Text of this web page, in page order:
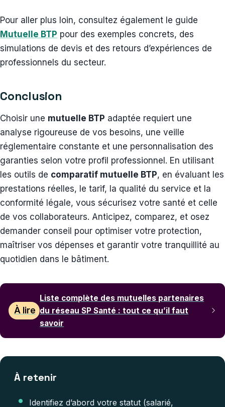
Pour aller plus loin, consultez également le guide
Mutuelle BTP pour des exemples concrets, des
simulations de devis et des retours d’expériences de
professionnels du secteur.
Conclusion
Choisir une mutuelle BTP adaptée requiert une
analyse rigoureuse de vos besoins, une veille
réglementaire constante et une personnalisation des
garanties selon votre profil professionnel. En utilisant
les outils de comparatif mutuelle BTP, en évaluant les
prestations réelles, le tarif, la qualité du service et la
conformité légale, vous sécurisez votre santé et celle
de vos collaborateurs. Anticipez, comparez, et osez
demander conseil pour optimiser votre protection,
maîtriser vos dépenses et garantir votre tranquillité au
quotidien dans le bâtiment.
À lire
Liste complète des mutuelles partenaires
du réseau SP Santé : tout ce qu’il faut
savoir
À retenir
Identifiez d’abord votre statut (salarié,